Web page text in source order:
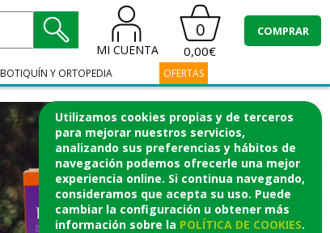
Utilizamos cookies propias y de terceros
para mejorar nuestros servicios,
analizando sus preferencias y hábitos de
navegación podemos ofrecerle una mejor
experiencia online. Si continua navegando,
consideramos que acepta su uso. Puede
cambiar la configuración u obtener más
información sobre la POLÍTICA DE COOKIES.
MI CUENTA
0
0,00€
COMPRAR
BOTIQUÍN Y ORTOPEDIA OFERTAS